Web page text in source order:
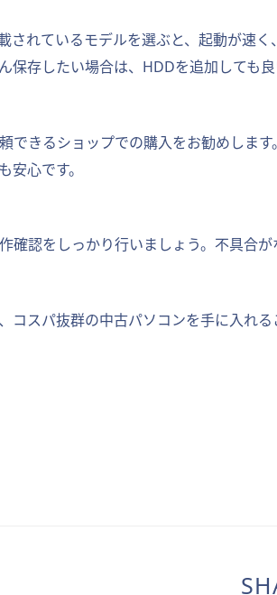
されているモデルを選ぶと、起動が速
保存したい場合は、HDDを追加しても良
できるショップでの購入をお勧めしま
安心です。
確認をしっかり行いましょう。不具合
コスパ抜群の中古パソコンを手に入れ